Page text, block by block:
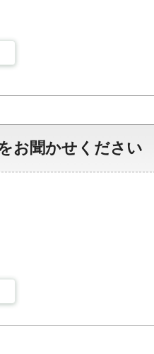
お聞かせください